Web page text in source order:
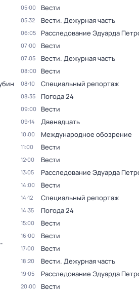
05:00 Вести
05:32 Вести. Дежурная часть
06:05 Расследование Эдуарда
07:00 Вести
07:05 Вести. Дежурная часть
08:00 Вести
08:10 Специальный репортаж
08:35 Погода 24
09:00 Вести
09:14 Двенадцать
10:00 Международное обозрение
11:00 Вести
12:00 Вести
13:05 Расследование Эдуарда
14:00 Вести
14:12 Специальный репортаж
14:35 Погода 24
15:00 Вести
16:00 Вести
17:00 Вести
18:20 Вести. Дежурная часть
19:05 Расследование Эдуарда
20:00 Вести